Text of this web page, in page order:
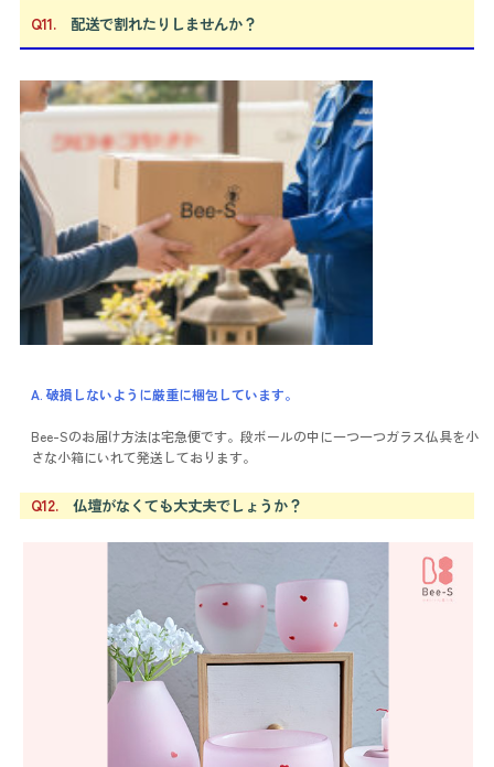
Q11.配送で割れたりしませんか？
A. 破損しないように厳重に梱包しています。
Bee-Sのお届け方法は宅急便です。段ボールの中に一つ一つガラス仏具を小
さな小箱にいれて発送しております。
Q12.仏壇がなくても大丈夫でしょうか？